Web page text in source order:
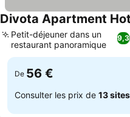
Divota Apartment
9,3
Petit-déjeuner dans un
restaurant panoramique
De 56 €
Consulter les prix de 13 sites